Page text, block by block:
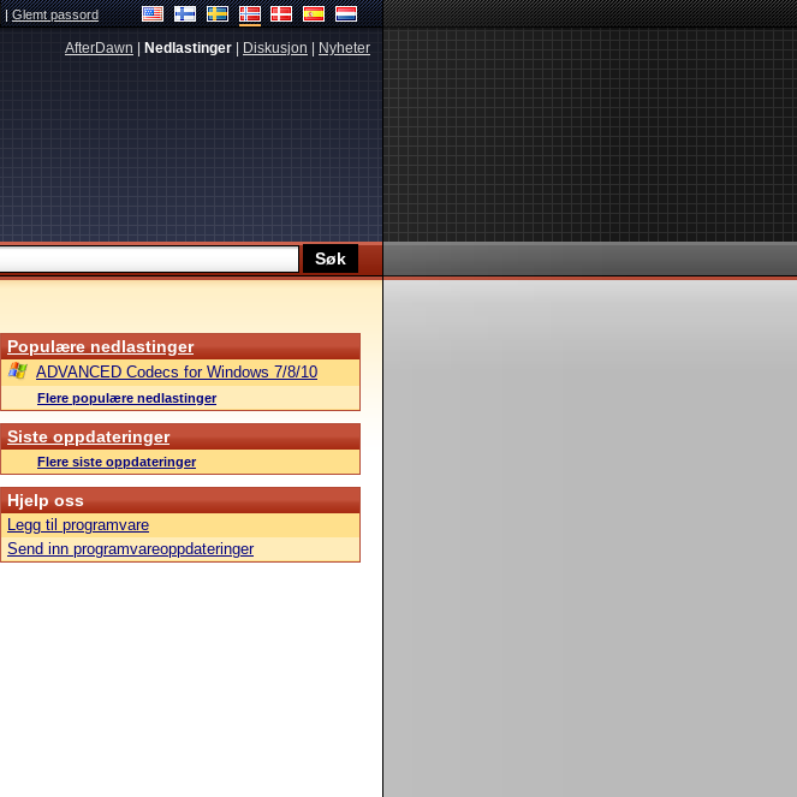
|Glemt passord
AfterDawn Nedlastinger Diskusjon Nyheter
Populære nedlastinger
ADVANCED Codecs for Windows 7/8/10
Flere populære nedlastinger
Siste oppdateringer
Flere siste oppdateringer
Hjelp oss
Legg til programvare
Send inn programvareoppdateringer